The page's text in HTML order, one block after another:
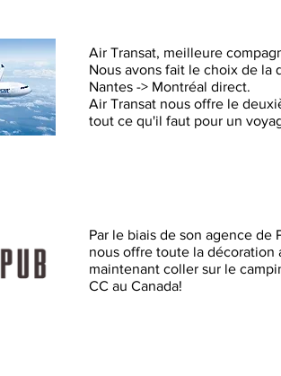
Air Transat, meilleure
Nous avons fait le choix de la
Nantes -> Montréal direct.
Air Transat nous offre le
tout ce qu'il faut pour un
Par le biais de son agence de
nous offre toute la décoration
maintenant coller sur le
CC au Canada!